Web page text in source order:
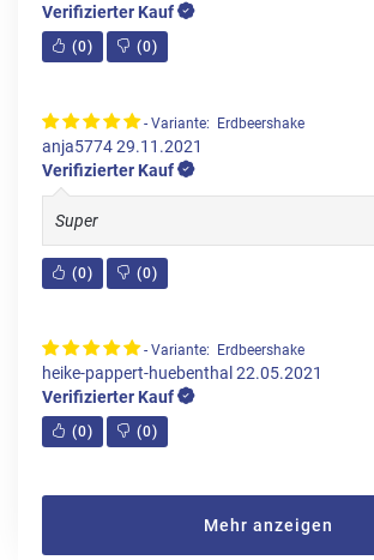
Verifizierter Kauf
(0) (0)
- Variante: Erdbeershake
anja577429.11.2021
Verifizierter Kauf
Super
(0) (0)
- Variante: Erdbeershake
heike-pappert-huebenthal 22.05.2021
Verifizierter Kauf
(0) (0)
Mehr anzeigen